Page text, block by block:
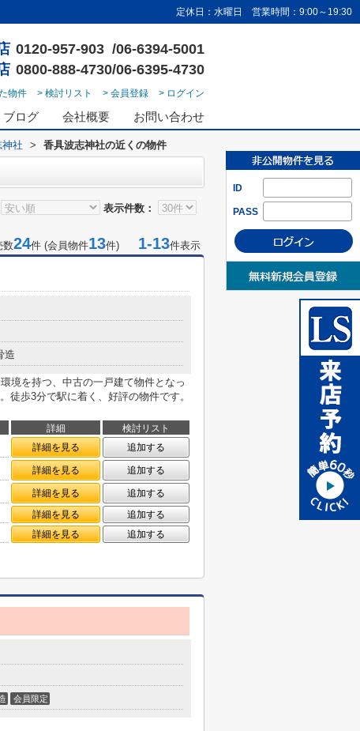
定休日：水曜日 営業時間：9:00～19:30
0120-957-903 /06-6394-5001
0800-888-4730/06-6395-4730
物件 > 検討リスト > 会員登録 > ログイン
ブログ 会社概要 お問い合わせ
ID
PASS
社 > 香具波志神社の近くの物件
表示件数：
数24件 (会員物件13件) 1-13件表示
造
境を持つ、中古の一戸建て物件となっ
徒歩3分で駅に着く、好評の物件です。
詳細 検討リスト
詳細を見る 追加する
詳細を見る 追加する
詳細を見る
追加する
詳細を見る
追加する
詳細を見る 追加する
会員限定